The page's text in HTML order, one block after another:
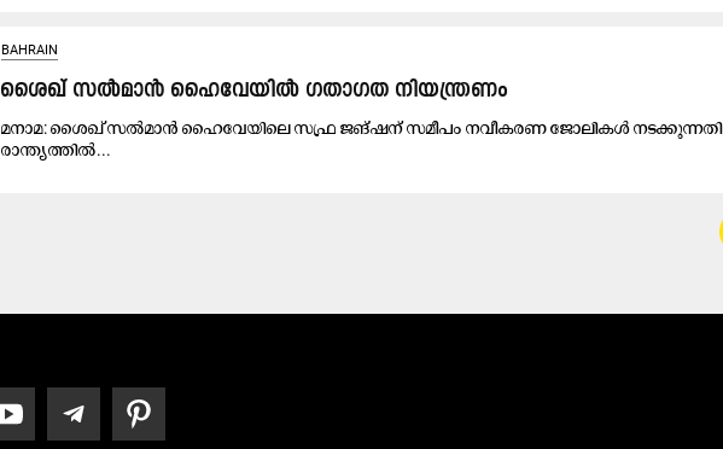
BAHRAIN
ശൈ​ഖ് സ​ൽ​മാ​ൻ ഹൈ​വേ​യി​ൽ ഗ​താ​ഗ​ത നി​യ​ന്ത്ര​ണം
മ​നാ​മ: ശൈ​ഖ് സ​ൽ​മാ​ൻ ഹൈ​വേ​യി​ലെ സ​ഫ്ര ജ​ങ്ഷ​ന് സ​മീ​പം ന​വീ​ക​ര​ണ ജോ​ലി​ക​ൾ
രാ​ന്ത്യ​ത്തി​ൽ...